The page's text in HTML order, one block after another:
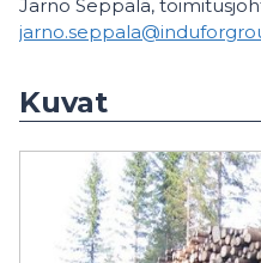
Jarno Seppälä,
Kuvat